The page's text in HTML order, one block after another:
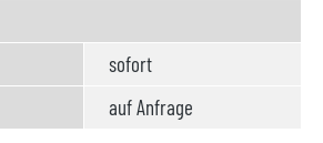
sofort
auf Anfrage